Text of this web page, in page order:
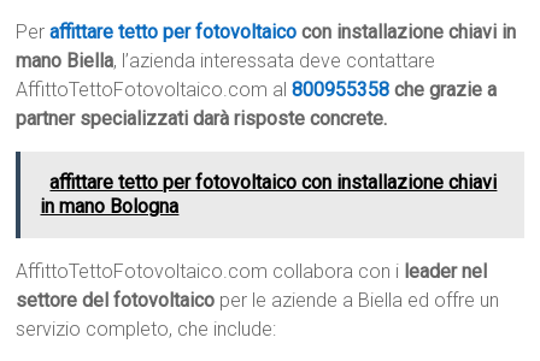
Peraffittare tetto per fotovoltaico con installazione chiavi in
mano Biella, l’azienda interessata deve contattare
AffittoTettoFotovoltaico.com al800955358 che grazie a
partner specializzati darà risposte concrete.
affittare tetto per fotovoltaico con installazione chiavi
in mano Bologna
AffittoTettoFotovoltaico.com collabora con i leader nel
settore del fotovoltaico per le aziende a Biella ed offre un
servizio completo, che include: